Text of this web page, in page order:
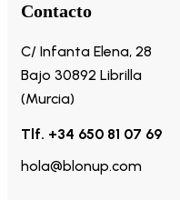
Contacto
C/ Infanta Elena, 28
Bajo 30892 Librilla
(Murcia)
Tlf. +34 650 81 07 69
hola@blonup.com